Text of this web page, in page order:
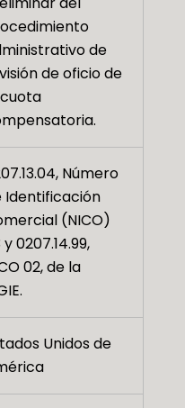
de
de oficio de
Número
Identificación
(NICO)
0207.14.99,
02, de la
Unidos de